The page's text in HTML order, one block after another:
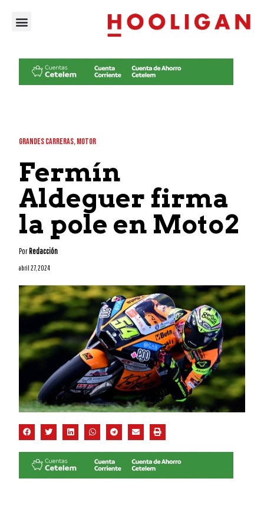
GRANDES CARRERAS,MOTOR
Fermín
Aldeguer firma
la pole en Moto2
PorRedacción
abril 27, 2024